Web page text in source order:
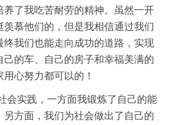
养了我吃苦耐劳的精神。虽然一开
羡慕他们的，但是我相信通过我们
终我们也能走向成功的道路，实现
己的车、自己的房子和幸福美满的
心努力都可以的！
会实践，一方面我锻炼了自己的能
另方面，我们为社会做出了自己的